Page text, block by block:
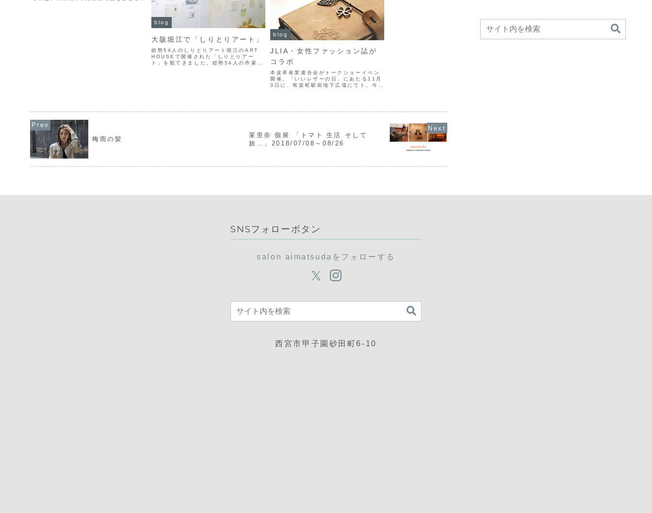
blog
大阪堀江で「しりとりアート」
総勢54人のしりとりアート堀江のART
HOUSEで開催された「しりとりアー
ト」を観てきました。総勢54人の作家さ
blog
JLIA・女性ファッション誌が
コラボ
本皮革産業連合会がトークショーイベン
開催。「いいレザーの日」にあたる11月
3日に、有楽町駅前地下広場にてト。今回
梅雨の髪
茉里奈 個展 「トマト 生活 そして
旅…」2018/07/08～08/26
SNSフォローボタン
salon aimatsudaをフォローする
西宮市甲子園砂田町6-10